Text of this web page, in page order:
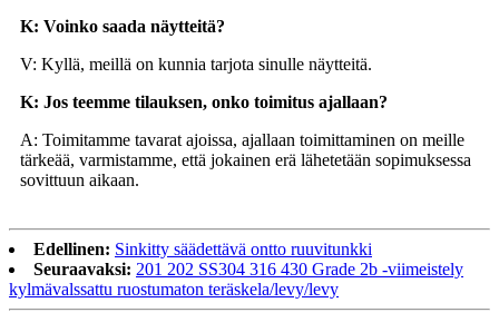
K: Voinko saada näytteitä?
V: Kyllä, meillä on kunnia tarjota sinulle näytteitä.
K: Jos teemme tilauksen, onko toimitus ajallaan?
A: Toimitamme tavarat ajoissa, ajallaan toimittaminen on meille
tärkeää, varmistamme, että jokainen erä lähetetään sopimuksessa
sovittuun aikaan.
Edellinen: Sinkitty säädettävä ontto ruuvitunkki
Seuraavaksi: 201 202 SS304 316 430 Grade 2b -viimeistely
kylmävalssattu ruostumaton teräskela/levy/levy